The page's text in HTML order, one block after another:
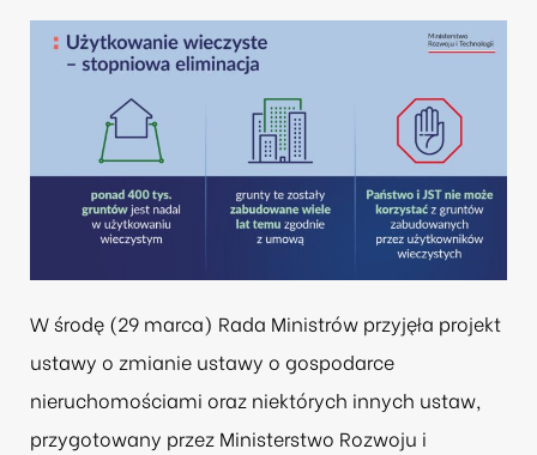
W środę (29 marca) Rada Ministrów przyjęła projekt
ustawy o zmianie ustawy o gospodarce
nieruchomościami oraz niektórych innych ustaw,
przygotowany przez Ministerstwo Rozwoju i